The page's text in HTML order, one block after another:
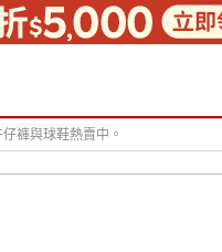
褲與球鞋熱賣中。